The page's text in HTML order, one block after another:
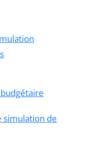
simulation de